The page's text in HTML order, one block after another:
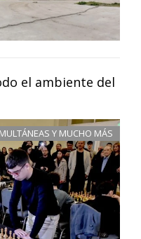
el ambiente del
Y MUCHO MÁS